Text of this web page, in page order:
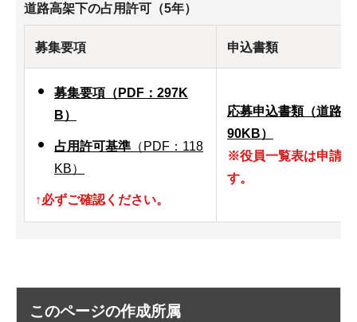
道路高架下の占用許可（5年）
募集要項 申込書類
募集要項（PDF：297K
B）
占用許可基準 （PDF：118
KB）
↑必ずご確認ください。
応募申込書類（道路
90KB）
※役員一覧表は申請
す。
このページの作成所属